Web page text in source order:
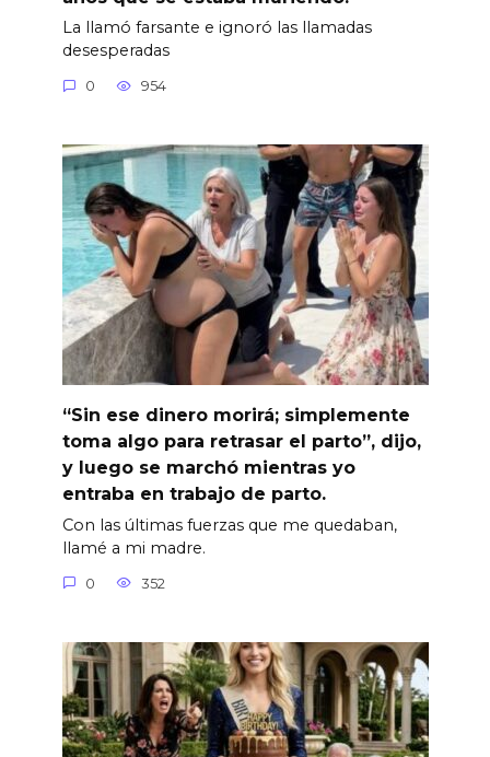
La llamó farsante e ignoró las llamadas
desesperadas
0 954
“Sin ese dinero morirá; simplemente
toma algo para retrasar el parto”, dijo,
y luego se marchó mientras yo
entraba en trabajo de parto.
Con las últimas fuerzas que me quedaban,
llamé a mi madre.
0 352